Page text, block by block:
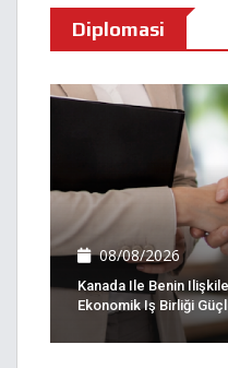
Diplomasi
08/08/2026
Kanada Ile Benin
Ekonomik Iş Birliği